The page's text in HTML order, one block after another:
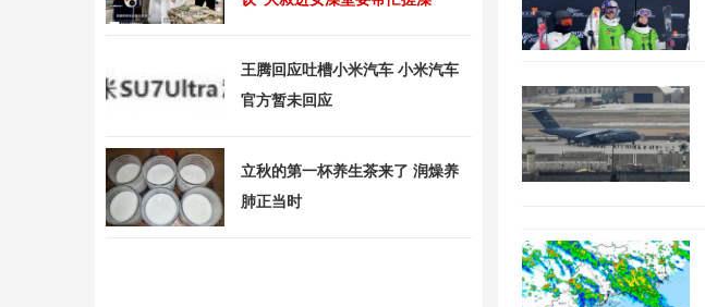
王腾回应吐槽小米汽车 小米汽车
官方暂未回应
立秋的第一杯养生茶来了 润燥养
肺正当时